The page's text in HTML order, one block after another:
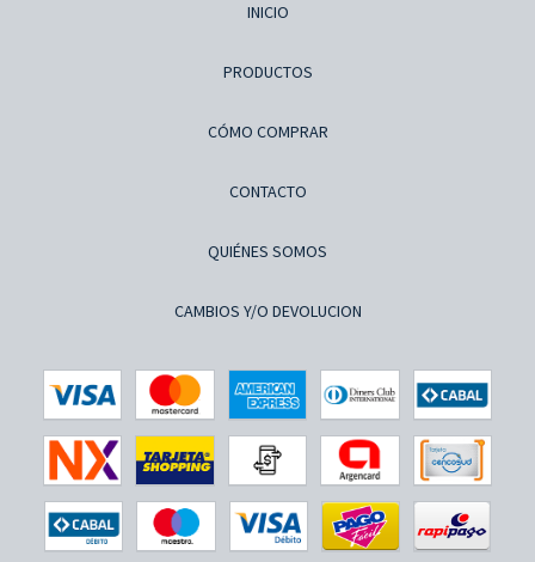
INICIO
PRODUCTOS
CÓMO COMPRAR
CONTACTO
QUIÉNES SOMOS
CAMBIOS Y/O DEVOLUCION